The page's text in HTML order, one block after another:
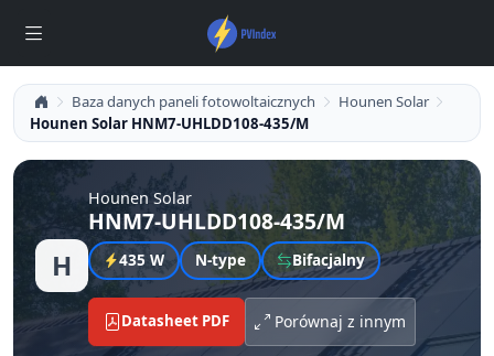
Baza danych paneli fotowoltaicznych
Hounen Solar
Hounen Solar HNM7-UHLDD108-435/M
H
Hounen Solar
HNM7-UHLDD108-435/M
435 W N-type Bifacjalny
Datasheet PDF Porównaj z innym